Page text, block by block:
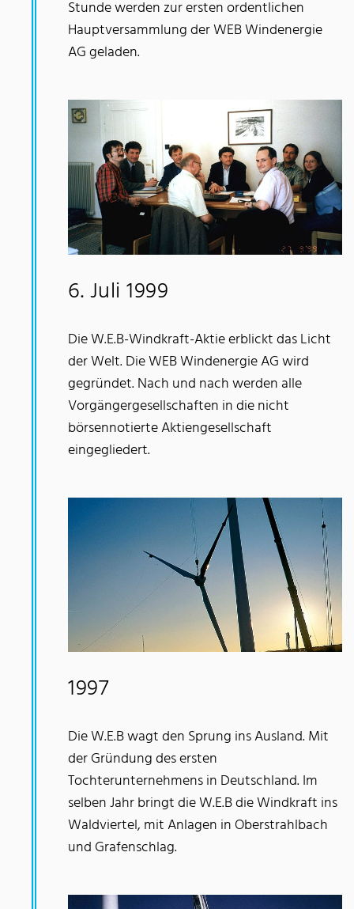
Stunde werden zur ersten ordentlichen
Hauptversammlung der WEB Windenergie
AG geladen.
6. Juli 1999
Die W.E.B-Windkraft-Aktie erblickt das Licht
der Welt. Die WEB Windenergie AG wird
gegründet. Nach und nach werden alle
Vorgängergesellschaften in die nicht
börsennotierte Aktiengesellschaft
eingegliedert.
1997
Die W.E.B wagt den Sprung ins Ausland. Mit
der Gründung des ersten
Tochterunternehmens in Deutschland. Im
selben Jahr bringt die W.E.B die Windkraft ins
Waldviertel, mit Anlagen in Oberstrahlbach
und Grafenschlag.